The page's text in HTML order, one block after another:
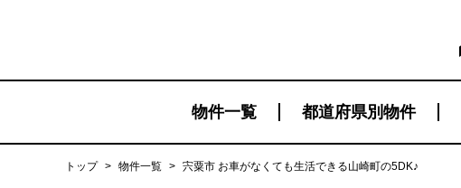
物件一覧 都道府県別物件
トップ > 物件一覧 > 宍粟市 お車がなくても生活できる山崎町の5DK♪